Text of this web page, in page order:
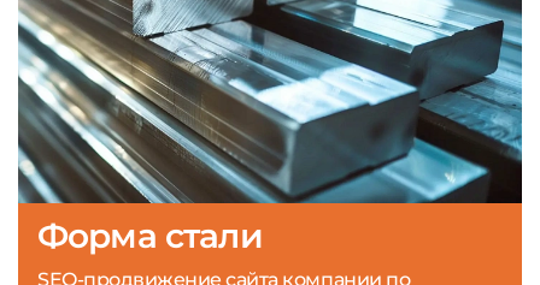
Форма стали
SEO-продвижение сайта компании по